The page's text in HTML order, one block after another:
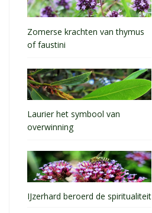
Zomerse krachten van thymus
of faustini
Laurier het symbool van
overwinning
IJzerhard beroerd de spiritualiteit